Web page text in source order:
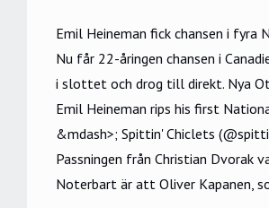
Emil Heineman fick chansen i fyra
Nu får 22-åringen chansen i
i slottet och drog till direkt. Nya
Emil Heineman rips his first
&mdash>; Spittin' Chiclets
Passningen från Christian Dvorak
Noterbart är att Oliver Kapanen,